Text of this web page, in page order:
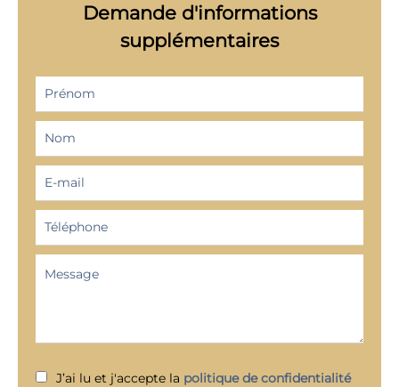
Demande d'informations
supplémentaires
J’ai lu et j'accepte la politique de confidentialité